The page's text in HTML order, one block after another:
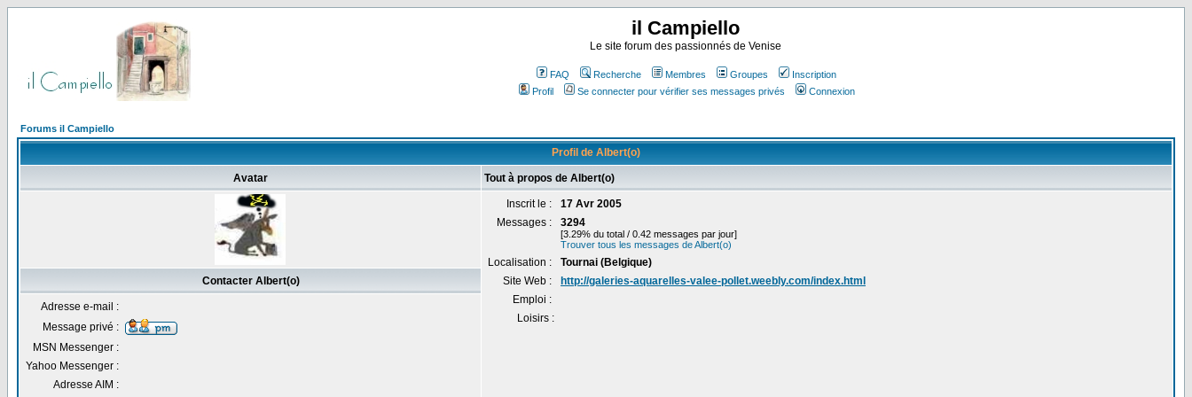
il Campiello
Le site forum des passionnés de Venise
FAQ Recherche Membres Groupes
Inscription
Profil
Se connecter pour vérifier ses messages privés Connexion
Forums il Campiello
Profil de Albert(o)
Avatar Tout à propos de Albert(o)
Inscrit le :
17 Avr 2005
Messages :
3294
[3.29% du total / 0.42 messages par jour]
Trouver tous les messages de Albert(o)
Localisation :
Tournai (Belgique)
Site Web :
http://galeries-aquarelles-valee-pollet.weebly.com/index.html
Emploi :
Loisirs :
Contacter Albert(o)
Adresse e-mail :
Message privé :
MSN Messenger :
Yahoo Messenger :
Adresse AIM :